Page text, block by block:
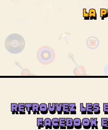
LA
RETROUVEZ LES
FACEBOOK